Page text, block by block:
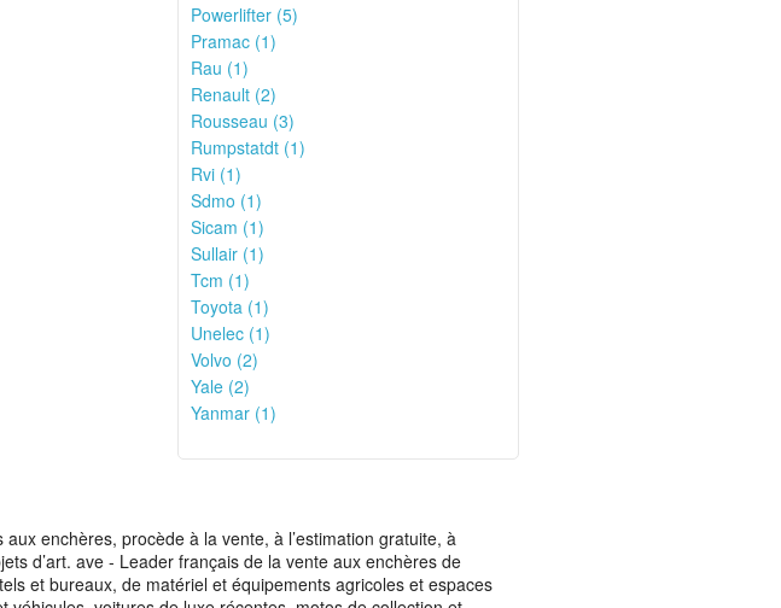
Powerlifter (5)
Pramac (1)
Rau (1)
Renault (2)
Rousseau (3)
Rumpstatdt (1)
Rvi (1)
Sdmo (1)
Sicam (1)
Sullair (1)
Tcm (1)
Toyota (1)
Unelec (1)
Volvo (2)
Yale (2)
Yanmar (1)
enchères, procède à la vente, à l’estimation gratuite, à
d’art. ave - Leader français de la vente aux enchères de
et bureaux, de matériel et équipements agricoles et espaces